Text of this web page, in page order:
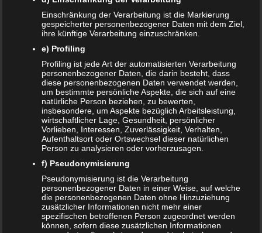
Kristin RudolphzuVollmachten für Kinder
zuVollmachten für Kinder
zuBRIO Angebote – Holzeisenbahnen besonders
günstig kaufen
SANDRAzuVollmachten für Kinder
NACHRICHTEN
Kinder- und Jugendstärkungsgesetz kommt
Familien profitieren vom Rekordhaushalt 2020
Cannabis in der Muttermilch nachweisbar
Elterngeld online beantragen
Zahnspange für viele Kinder nicht notwendig
Einschränkung der Verarbeitung ist die Markierung
gespeicherter personenbezogener Daten mit dem Ziel,
ihre künftige Verarbeitung einzuschränken.
e) Profiling
Profiling ist jede Art der automatisierten Verarbeitung
personenbezogener Daten, die darin besteht, dass
diese personenbezogenen Daten verwendet werden,
um bestimmte persönliche Aspekte, die sich auf eine
natürliche Person beziehen, zu bewerten,
insbesondere, um Aspekte bezüglich Arbeitsleistung,
wirtschaftlicher Lage, Gesundheit, persönlicher
Vorlieben, Interessen, Zuverlässigkeit, Verhalten,
Aufenthaltsort oder Ortswechsel dieser natürlichen
Person zu analysieren oder vorherzusagen.
f) Pseudonymisierung
Pseudonymisierung ist die Verarbeitung
personenbezogener Daten in einer Weise, auf welche
die personenbezogenen Daten ohne Hinzuziehung
zusätzlicher Informationen nicht mehr einer
spezifischen betroffenen Person zugeordnet werden
können, sofern diese zusätzlichen Informationen